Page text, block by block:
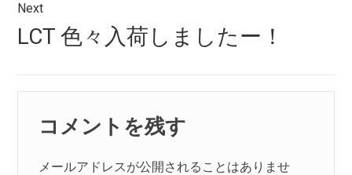
ゲ
ー
シ
ョ
ン
Next
Next
post:
LCT 色々入荷しましたー！
コメントを残す
メールアドレスが公開されることはありませ